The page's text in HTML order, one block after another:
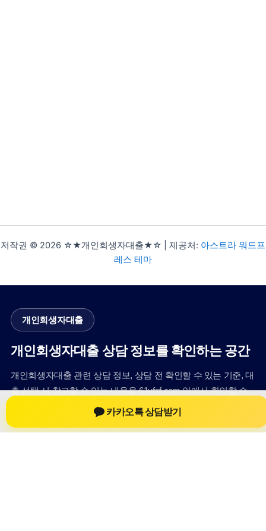
저작권 © 2026 ☆★개인회생자대출★☆ | 제공처: 아스트라 워드프
레스 테마
개인회생자대출
개인회생자대출 상담 정보를 확인하는 공간
개인회생자대출 관련 상담 정보, 상담 전 확인할 수 있는 기준, 대
출 선택 시 참고할 수 있는 내용을 61yfsf.com 안에서 확인할 수
있도록 구성했습니다. 본 사이트의 내용은 일반 정보 제공을 위
카카오톡 상담받기